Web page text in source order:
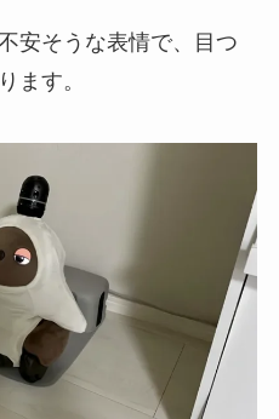
安そうな表情で、目つ
ます。